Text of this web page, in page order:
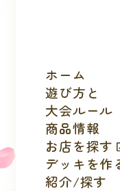
ホーム
遊び方と
大会ルール
商品情報
お店を探す
デッキを作
紹介/探す